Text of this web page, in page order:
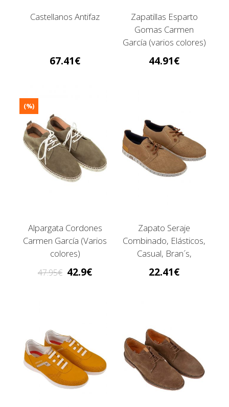
Castellanos Antifaz
67.41
Zapatillas Esparto
Gomas Carmen
García (varios colores)
44.91
Alpargata Cordones
Carmen García (Varios
colores)
(%)
47.95 42.9
Zapato Seraje
Combinado, Elásticos,
Casual, Bran´s,
4078BLU
22.41